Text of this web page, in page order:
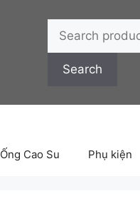
for:
Search
Ống Cao Su Phụ kiện